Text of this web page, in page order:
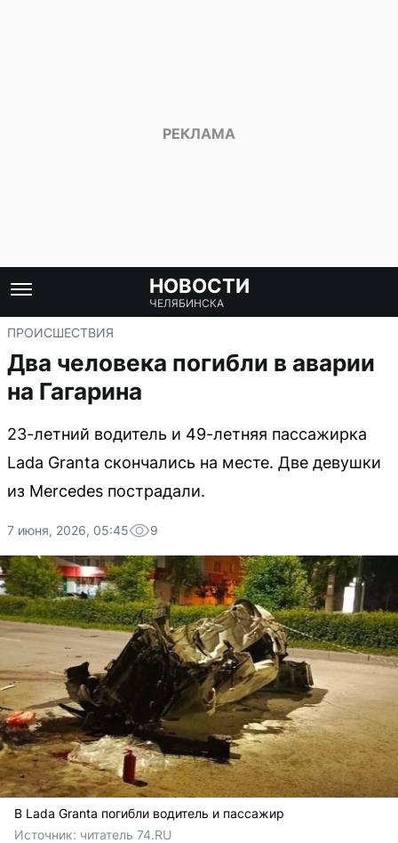
НОВОСТИ
ЧЕЛЯБИНСКА
ПРОИСШЕСТВИЯ
Два человека погибли в аварии
на Гагарина
23-летний водитель и 49-летняя пассажирка
Lada Granta скончались на месте. Две девушки
из Mercedes пострадали.
7 июня, 2026, 05:45 9
В Lada Granta погибли водитель и пассажир
Источник: читатель 74.RU